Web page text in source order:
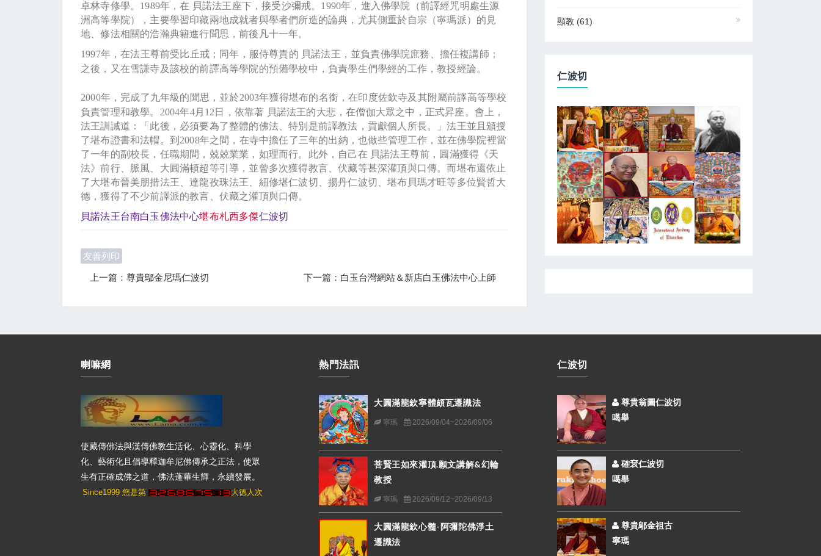
卓林寺修學。 1989年，在 貝諾法王座下，接受沙彌戒。 1990年，進入佛學院（前譯經咒明處生源
洲高等學院），主要學習印藏兩地成就者與學者們所造的論典，尤其側重於自宗（寧瑪派）的見
地、修法相關的浩瀚典籍進行聞思，前後凡十一年。
1997年，在法王尊前受比丘戒；同年，服侍尊貴的 貝諾法王，並負責佛學院庶務、擔任複講師；
之後，又在雪謙寺及該校的前譯高等學院的預備學校中，負責學生們學經的工作，教授經論。
2000年，完成了九年級的聞思，並於2003年獲得堪布的名銜，在印度佐欽寺及其附屬前譯高等學校
負責管理和教學。 2004年4月 12 日 ，依靠著 貝諾法王的大悲，在僧伽大眾之中，正式昇座。會上，
法王訓誡道：「此後，必須要為了整體的佛法、特別是前譯教法，貢獻個人所長。」法王並且頒授
了堪布證書和法帽。到 2008年之間，在寺中擔任了三年的出納，也做些管理工作，並在佛學院裡當
了一年的副校長，任職期間，兢兢業業，如理而行。此外，自己在 貝諾法王尊前，圓滿獲得《天
法》前行、脈風、大圓滿頓超等引導，並曾多次獲得教言、伏藏等甚深灌頂與口傳。而堪布還依止
了大堪布晉美朋措法王、達龍孜珠法王、紐修堪仁波切、揚丹仁波切、堪布貝瑪才旺等多位賢哲大
德，獲得了不少前譯派的教言、伏藏之灌頂與口傳。
貝諾法王台南白玉佛法中心堪布札西多傑仁波切
友善列印
上一篇：尊貴鄔金尼瑪仁波切 下一篇：白玉台灣網站＆新店白玉佛法中心上師
顯教 (61)
仁波切
喇嘛網
使藏傳佛法與漢傳佛教生活化、心靈化、科學
化、藝術化且倡導釋迦牟尼佛傳承之正法，使眾
生有正確成佛之道，佛法蓬蓽生輝，永續發展。
Since1999 您是第 大德人次
熱門法訊
大圓滿龍欽寧體頗瓦遷識法
寧瑪 2026/09/04~2026/09/06
菩賢王如來灌頂.願文講解&幻輪
教授
寧瑪 2026/09/12~2026/09/13
大圓滿龍欽心髓-阿彌陀佛淨土
遷識法
仁波切
尊貴翁圖仁波切
噶舉
確袞仁波切
噶舉
尊貴鄔金祖古
寧瑪